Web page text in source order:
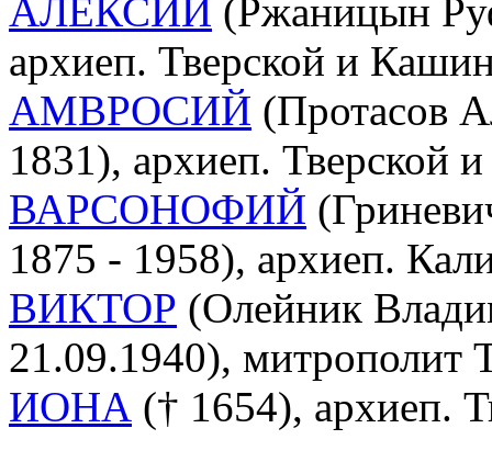
АЛЕКСИЙ (Ржаницын
архиеп. Тверской и
АМВРОСИЙ (Протасов
1831), архиеп. Тверской
ВАРСОНОФИЙ
1875 - 1958), архиеп.
ВИКТОР (Олейник
21.09.1940), митрополит
ИОНА († 1654), архиеп.